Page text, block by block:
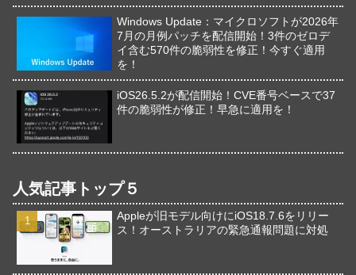
Windows Update：マイクロソフトが2026年
7月の月例パッチを配信開始！3件のゼロデ
イ含む570件の脆弱性を修正！今すぐ適用
を！
iOS26.5.2が配信開始！CVE番号ベースで37
件の脆弱性が修正！早急に適用を！
人気記事トップ５
Appleが旧モデル向けにiOS18.7.6をリリー
ス！オーストラリアの緊急通報問題に対処